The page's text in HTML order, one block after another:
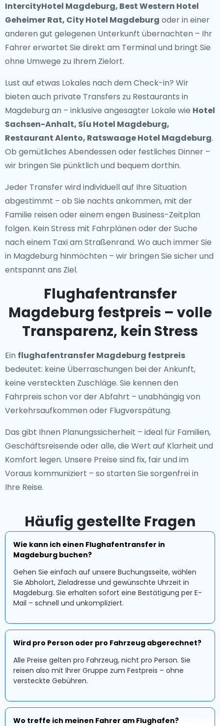
IntercityHotel Magdeburg, Best Western Hotel
Geheimer Rat, City Hotel Magdeburg oder in einer
anderen gut gelegenen Unterkunft übernachten – Ihr
Fahrer erwartet Sie direkt am Terminal und bringt Sie
ohne Umwege zu Ihrem Zielort.
Lust auf etwas Lokales nach dem Check-in? Wir
bieten auch private Transfers zu Restaurants in
Magdeburg an – inklusive angesagter Lokale wie Hotel
Sachsen-Anhalt, Síu Hotel Magdeburg,
Restaurant Alento, Ratswaage Hotel Magdeburg.
Ob gemütliches Abendessen oder festliches Dinner –
wir bringen Sie pünktlich und bequem dorthin.
Jeder Transfer wird individuell auf Ihre Situation
abgestimmt – ob Sie nachts ankommen, mit der
Familie reisen oder einem engen Business-Zeitplan
folgen. Kein Stress mit Fahrplänen oder der Suche
nach einem Taxi am Straßenrand. Wo auch immer Sie
in Magdeburg hinmöchten – wir bringen Sie sicher und
entspannt ans Ziel.
Flughafentransfer
Magdeburg festpreis – volle
Transparenz, kein Stress
Ein flughafentransfer Magdeburg festpreis
bedeutet: keine Überraschungen bei der Ankunft,
keine versteckten Zuschläge. Sie kennen den
Fahrpreis schon vor der Abfahrt – unabhängig von
Verkehrsaufkommen oder Flugverspätung.
Das gibt Ihnen Planungssicherheit – ideal für Familien,
Geschäftsreisende oder alle, die Wert auf Klarheit und
Komfort legen. Unsere Preise sind fix, fair und im
Voraus kommuniziert – so starten Sie sorgenfrei in
Ihre Reise.
Häufig gestellte Fragen
Wie kann ich einen Flughafentransfer in
Magdeburg buchen?
Gehen Sie einfach auf unsere Buchungsseite, wählen
Sie Abholort, Zieladresse und gewünschte Uhrzeit in
Magdeburg. Sie erhalten sofort eine Bestätigung per E-
Mail – schnell und unkompliziert.
Wird pro Person oder pro Fahrzeug abgerechnet?
Alle Preise gelten pro Fahrzeug, nicht pro Person. Sie
reisen also mit Ihrer Gruppe zum Festpreis – ohne
versteckte Gebühren.
Wo treffe ich meinen Fahrer am Flughafen?